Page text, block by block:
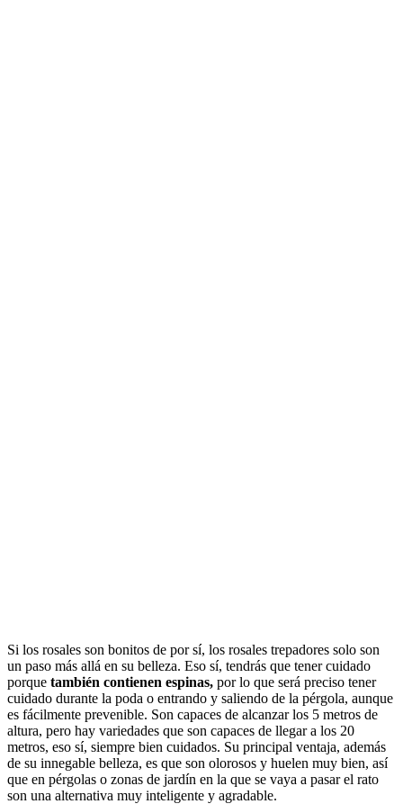
Si los rosales son bonitos de por sí, los rosales trepadores solo son
un paso más allá en su belleza. Eso sí, tendrás que tener cuidado
porque también contienen espinas, por lo que será preciso tener
cuidado durante la poda o entrando y saliendo de la pérgola, aunque
es fácilmente prevenible. Son capaces de alcanzar los 5 metros de
altura, pero hay variedades que son capaces de llegar a los 20
metros, eso sí, siempre bien cuidados. Su principal ventaja, además
de su innegable belleza, es que son olorosos y huelen muy bien, así
que en pérgolas o zonas de jardín en la que se vaya a pasar el rato
son una alternativa muy inteligente y agradable.